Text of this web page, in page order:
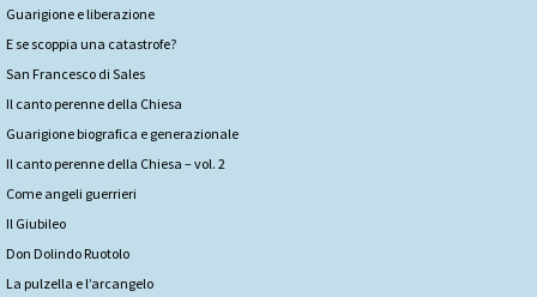
Guarigione e liberazione
E se scoppia una catastrofe?
San Francesco di Sales
Il canto perenne della Chiesa
Guarigione biografica e generazionale
Il canto perenne della Chiesa – vol. 2
Come angeli guerrieri
Il Giubileo
Don Dolindo Ruotolo
La pulzella e l’arcangelo